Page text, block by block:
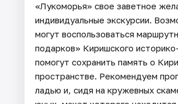
«Лукоморья» свое заветное
индивидуальные экскурсии.
могут воспользоваться
подарков» Киришского
помогут сохранить память о
пространстве. Рекомендуем
ладью и, сидя на кружевных